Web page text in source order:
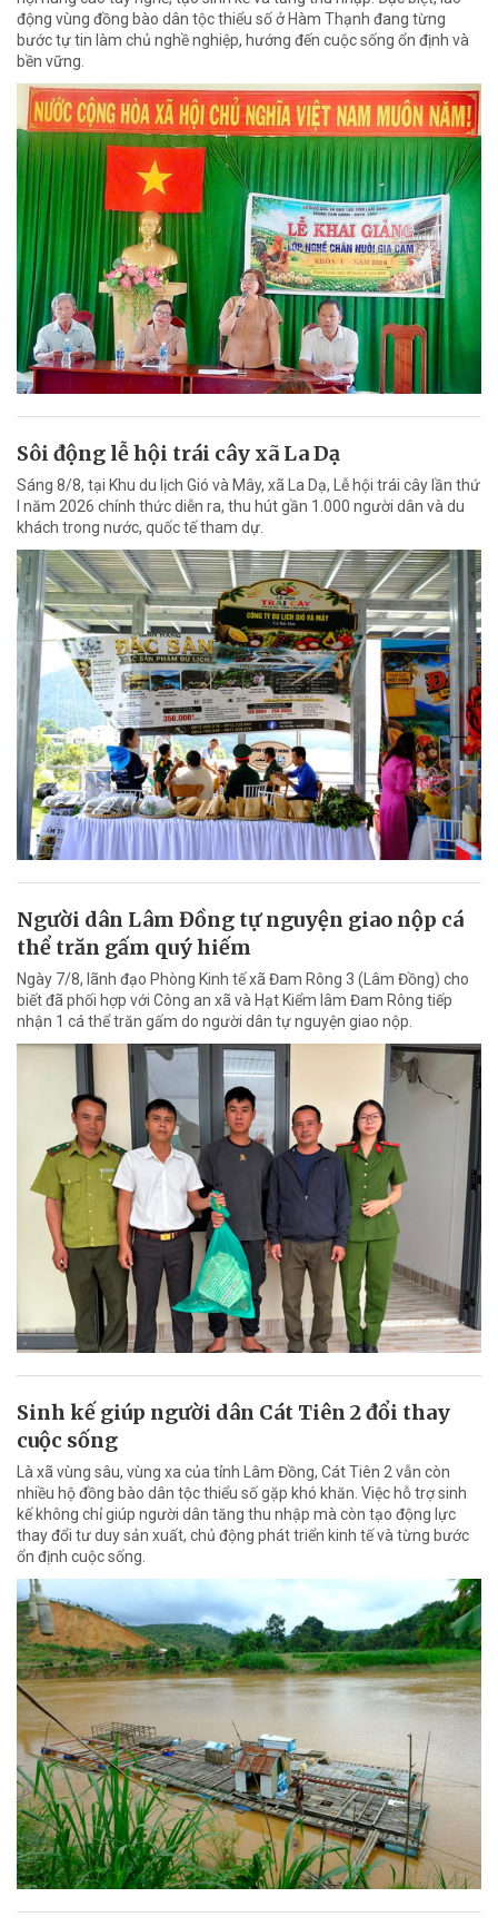
động vùng đồng bào dân tộc thiểu số ở Hàm Thạnh đang từng
bước tự tin làm chủ nghề nghiệp, hướng đến cuộc sống ổn định và
bền vững.
Sôi động lễ hội trái cây xã La Dạ
Sáng 8/8, tại Khu du lịch Gió và Mây, xã La Dạ, Lễ hội trái cây lần thứ
I năm 2026 chính thức diễn ra, thu hút gần 1.000 người dân và du
khách trong nước, quốc tế tham dự.
Người dân Lâm Đồng tự nguyện giao nộp cá
thể trăn gấm quý hiếm
Ngày 7/8, lãnh đạo Phòng Kinh tế xã Đam Rông 3 (Lâm Đồng) cho
biết đã phối hợp với Công an xã và Hạt Kiểm lâm Đam Rông tiếp
nhận 1 cá thể trăn gấm do người dân tự nguyện giao nộp.
Sinh kế giúp người dân Cát Tiên 2 đổi thay
cuộc sống
Là xã vùng sâu, vùng xa của tỉnh Lâm Đồng, Cát Tiên 2 vẫn còn
nhiều hộ đồng bào dân tộc thiểu số gặp khó khăn. Việc hỗ trợ sinh
kế không chỉ giúp người dân tăng thu nhập mà còn tạo động lực
thay đổi tư duy sản xuất, chủ động phát triển kinh tế và từng bước
ổn định cuộc sống.